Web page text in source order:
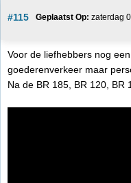
#115 Geplaatst Op: zaterdag
Voor de liefhebbers nog
goederenverkeer maar
Na de BR 185, BR 120, BR